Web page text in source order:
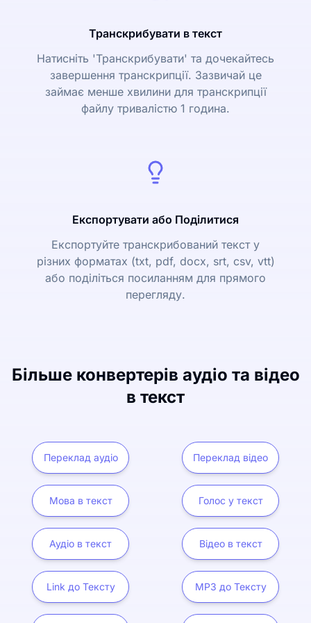
Транскрибувати в текст
Натисніть 'Транскрибувати' та дочекайтесь
завершення транскрипції. Зазвичай це
займає менше хвилини для транскрипції
файлу тривалістю 1 година.
Експортувати або Поділитися
Експортуйте транскрибований текст у
різних форматах (txt, pdf, docx, srt, csv, vtt)
або поділіться посиланням для прямого
перегляду.
Більше конвертерів аудіо та відео
в текст
Переклад аудіо Переклад відео
Мова в текст Голос у текст
Аудіо в текст Відео в текст
Link до Тексту MP3 до Тексту